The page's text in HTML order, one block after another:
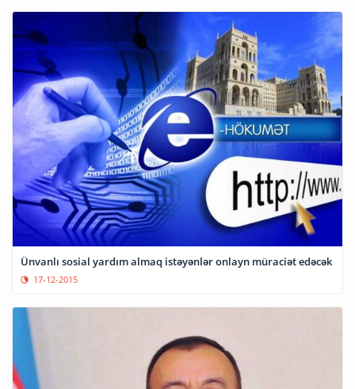
Ünvanlı sosial yardım almaq istəyənlər onlayn müraciət edəcək
17-12-2015